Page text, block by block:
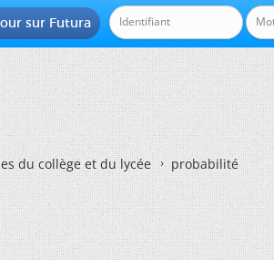
sur Futura
du collège et du lycée probabilité